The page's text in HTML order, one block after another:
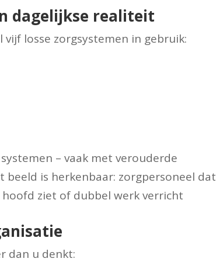
dagelijkse realiteit
losse zorgsystemen in gebruik:
– vaak met verouderde
beeld is herkenbaar: zorgpersoneel dat
ziet of dubbel werk verricht
dan u denkt: